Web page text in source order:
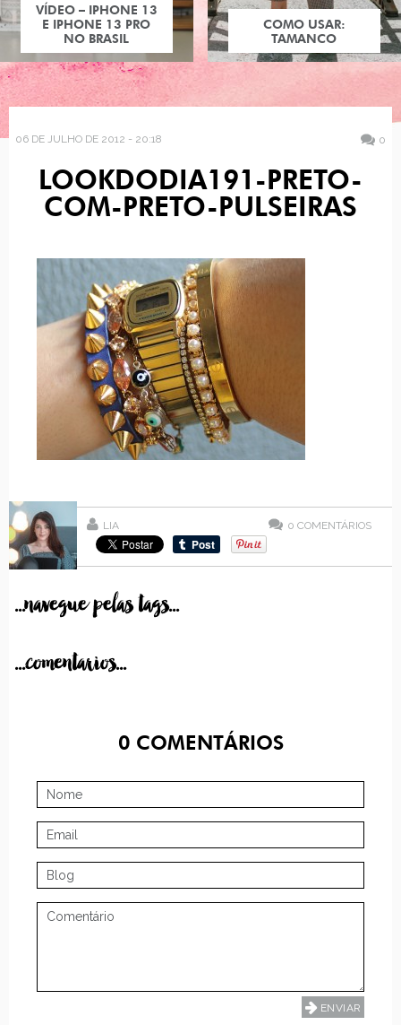
VÍDEO – IPHONE 13
E IPHONE 13 PRO
NO BRASIL
COMO USAR:
TAMANCO
06 DE JULHO DE 2012 - 20:18 0
LOOKDODIA191-PRETO-
COM-PRETO-PULSEIRAS
LIA 0 COMENTÁRIOS
...navegue pelas tags...
...comentarios...
0COMENTÁRIOS